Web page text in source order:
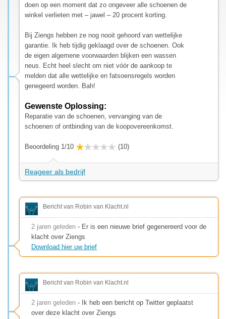
doen op een moment dat zo ongeveer alle schoenen de
winkel verlieten met – jawel – 20 procent korting.
Bij Ziengs hebben ze nog nooit gehoord van wettelijke
garantie. Ik heb tijdig geklaagd over de schoenen. Ook
de eigen algemene voorwaarden blijken een wassen
neus. Echt heel slecht om niet vóór de aankoop te
melden dat alle wettelijke en fatsoensregels worden
genegeerd worden. Bah!
Gewenste Oplossing:
Reparatie van de schoenen, vervanging van de
schoenen of ontbinding van de koopovereenkomst.
Beoordeling 1/10 (10)
Reageer als bedrijf
Bericht van Robin van Klacht.nl
2 jaren geleden - Er is een nieuwe brief gegenereerd voor de
klacht over Ziengs
Download hier uw brief
Bericht van Robin van Klacht.nl
2 jaren geleden - Ik heb een bericht op Twitter geplaatst
over deze klacht over Ziengs